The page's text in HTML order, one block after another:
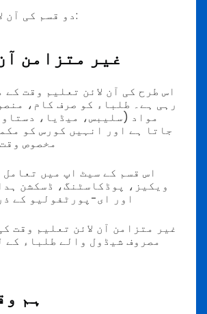
دو قسم کی آن لائن کلاسیں ہیں:
غیر متزامن آن
اس طرح کی آن لائن تعلیم وقت
رہی ہے۔ طلباء کو صرف کام،
مواد (سلیبس، میڈیا،
جاتا ہے اور انہیں کورس کو
مخصوص
اس قسم کے سیٹ اپ میں
ویکیز، پوڈکاسٹنگ، ڈسکشن
اور ای-پورٹفولیو کے
غیر متزامن آن لائن تعلیم وقت
مصروف شیڈول والے طلباء کے
ہم